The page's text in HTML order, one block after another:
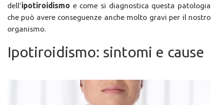
dell’ipotiroidismo e come si diagnostica questa patologia
che può avere conseguenze anche molto gravi per il nostro
organismo.
Ipotiroidismo: sintomi e cause